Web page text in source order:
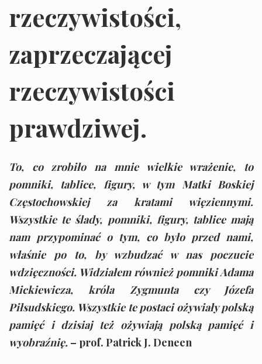
rzeczywistości,
zaprzeczającej
rzeczywistości
prawdziwej.
To, co zrobiło na mnie wielkie wrażenie, to
pomniki, tablice, figury, w tym Matki Boskiej
Częstochowskiej za kratami więziennymi.
Wszystkie te ślady, pomniki, figury, tablice mają
nam przypominać o tym, co było przed nami,
właśnie po to, by wzbudzać w nas poczucie
wdzięczności. Widziałem również pomniki Adama
Mickiewicza, króla Zygmunta czy Józefa
Piłsudskiego. Wszystkie te postaci ożywiały polską
pamięć i dzisiaj też ożywiają polską pamięć i
wyobraźnię. – prof. Patrick J. Deneen